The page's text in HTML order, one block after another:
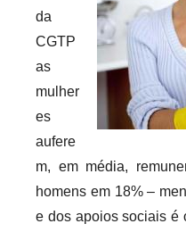
da
CGTP
as
mulher
es
aufere
m, em média,
homens em 18% –
e dos apoios sociais é